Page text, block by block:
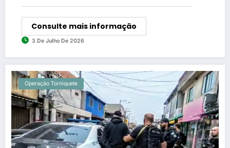
Consulte mais informação
3 De Julho De 2026
Operação Torniquete